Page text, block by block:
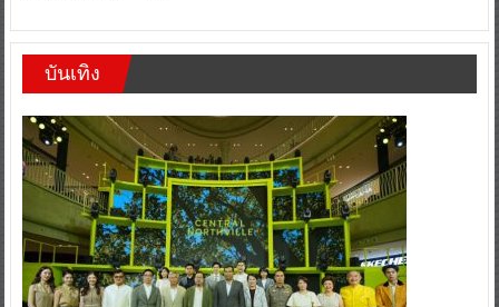
บันเทิง